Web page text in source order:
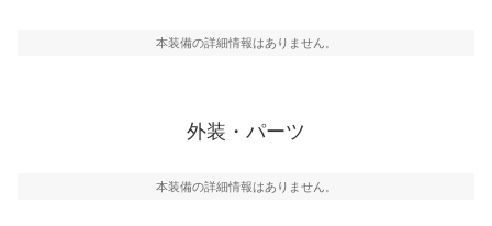
本装備の詳細情報はありません。
外装・パーツ
本装備の詳細情報はありません。